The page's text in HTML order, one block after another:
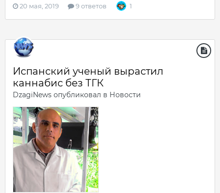
20 мая, 2019 9 ответов 1
Испанский ученый вырастил
каннабис без ТГК
DzagiNews опубликовал в Новости